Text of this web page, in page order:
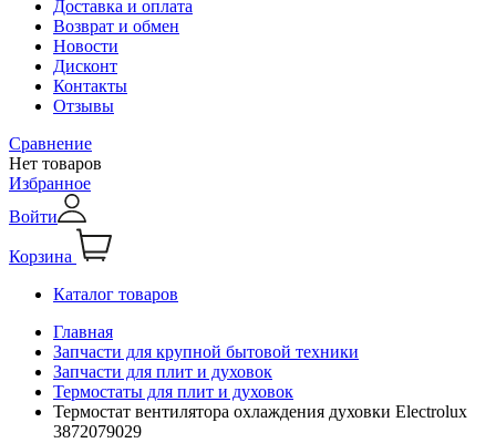
Доставка и оплата
Возврат и обмен
Новости
Дисконт
Контакты
Отзывы
Сравнение
Нет товаров
Избранное
Войти
Корзина
Каталог товаров
Главная
Запчасти для крупной бытовой техники
Запчасти для плит и духовок
Термостаты для плит и духовок
Термостат вентилятора охлаждения духовки Electrolux
3872079029